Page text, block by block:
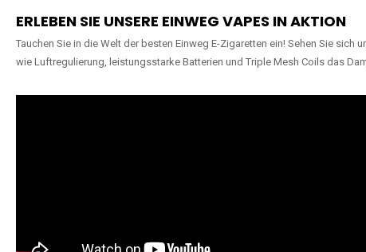
ERLEBEN SIE UNSERE EINWEG VAPES IN AKTION
Tauchen Sie in die Welt der besten Einweg E-Zigaretten ein! Sehen Sie sich
wie Luftregulierung, leistungsstarke Batterien und Triple Mesh Coils das